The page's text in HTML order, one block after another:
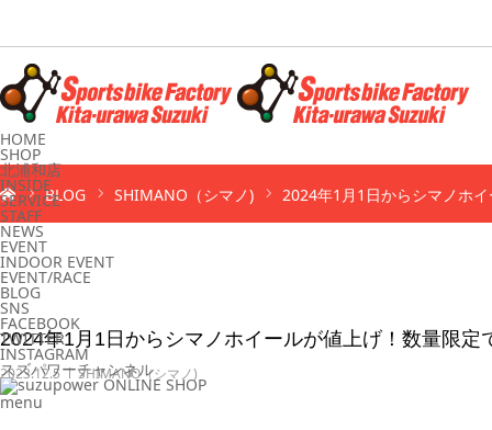
HOME
SHOP
北浦和店
INSIDE
SERVICE
STAFF
NEWS
EVENT
INDOOR EVENT
EVENT/RACE
BLOG
SNS
FACEBOOK
TWITTER
INSTAGRAM
スズパワーチャンネル
menu
BLOG SHIMANO（シマノ) 2024年1月1日からシマノホ
2024年1月1日からシマノホイールが値上げ！数量限
2023.12.5 SHIMANO（シマノ)